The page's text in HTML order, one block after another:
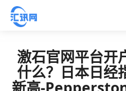
激石官网平台开
什么？日本日经